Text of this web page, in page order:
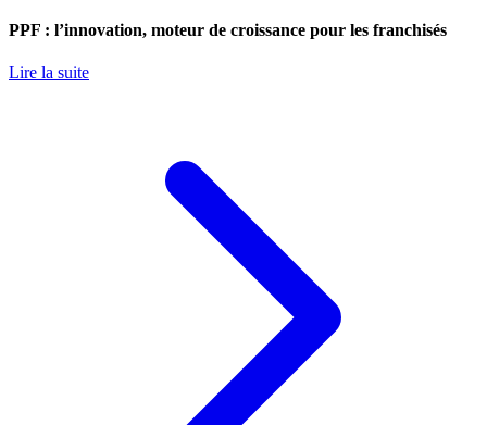
PPF : l’innovation, moteur de croissance pour les franchisés
Lire la suite